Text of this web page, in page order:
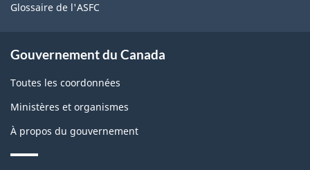
Glossaire de l'ASFC
Gouvernement du Canada
Toutes les coordonnées
Ministères et organismes
À propos du gouvernement